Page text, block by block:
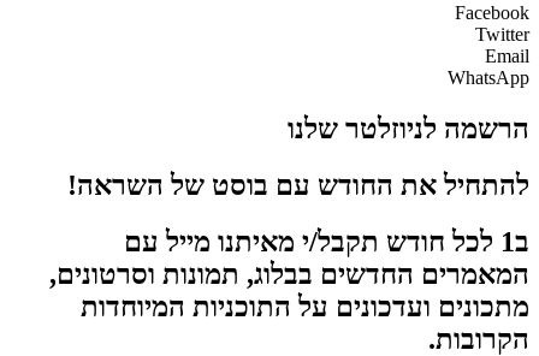
Facebook
Twitter
Email
WhatsApp
הרשמה לניוזלטר שלנו
להתחיל את החודש עם בוסט של השראה!
ב1 לכל חודש תקבל/י מאיתנו מייל עם
המאמרים החדשים בבלוג, תמונות וסרטונים,
מתכונים ועדכונים על התוכניות המיוחדות
הקרובות.